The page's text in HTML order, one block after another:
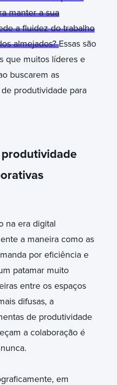
manter a sua
a fluidez do trabalho
almejados?Essas são
que muitos líderes e
buscarem as
produtividade para
na era digital
a maneira como as
por eficiência e
patamar muito
entre os espaços
difusas, a
de produtividade
a colaboração é
em